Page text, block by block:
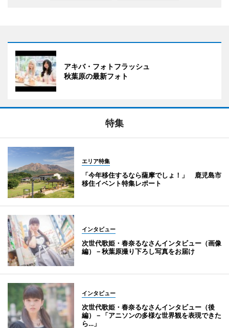
アキバ・フォトフラッシュ
秋葉原の最新フォト
特集
エリア特集
「今年移住するなら薩摩でしょ！」 鹿児島市
移住イベント特集レポート
インタビュー
次世代歌姫・春奈るなさんインタビュー（画像
編）－秋葉原撮り下ろし写真をお届け
インタビュー
次世代歌姫・春奈るなさんインタビュー（後
編）－「アニソンの多様な世界観を表現できた
ら…」